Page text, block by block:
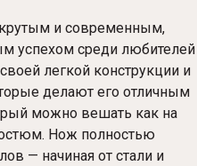
и современным,
успехом среди любителей
легкой конструкции и
делают его отличным
можно вешать как на
Нож полностью
— начиная от стали и